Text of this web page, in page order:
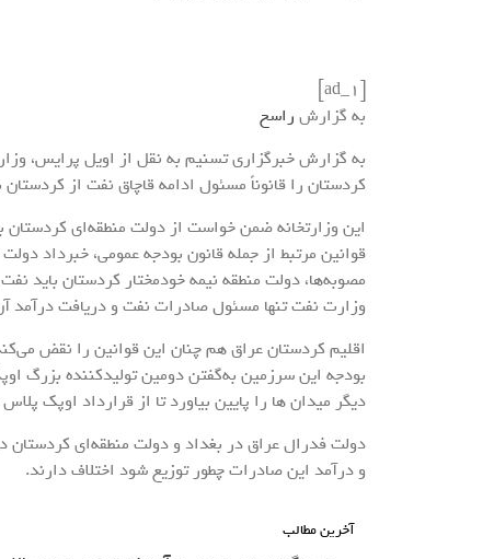
به گزارش راسخ
به گزارش خبرگزاری تسنیم به نقل از اویل پرایس،
کردستان را قانوناً مسئول ادامه قاچاق نفت از
این وزارتخانه ضمن خواست از دولت منطقه‌ای کردستان
قوانین مرتبط از جمله قانون بودجه عمومی، خبرداد
مصوبه‌ها، دولت منطقه نیمه خودمختار کردستان باید
وزارت نفت تنها مسئول صادرات نفت و دریافت درآمد
اقلیم کردستان عراق هم چنان این قوانین را نقض
بودجه این سرزمین به‌گفتن دومین تولیدکننده بزرگ
دیگر میدان ها را پایین بیاورد تا از قرارداد اوپک
دولت فدرال عراق در بغداد و دولت منطقه‌ای
و درآمد این صادرات چطور توزیع شود اختلاف دارند.
آخرین مطالب